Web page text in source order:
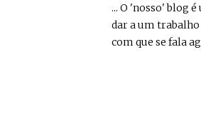
... O 'nosso' blog
dar a um trabalho
com que se fala